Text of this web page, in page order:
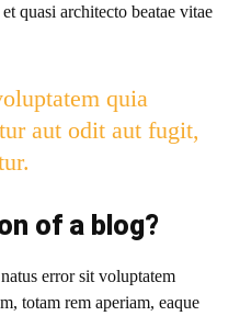
quasi architecto beatae vitae
quia
aut odit aut fugit,
of a blog?
error sit voluptatem
totam rem aperiam, eaque